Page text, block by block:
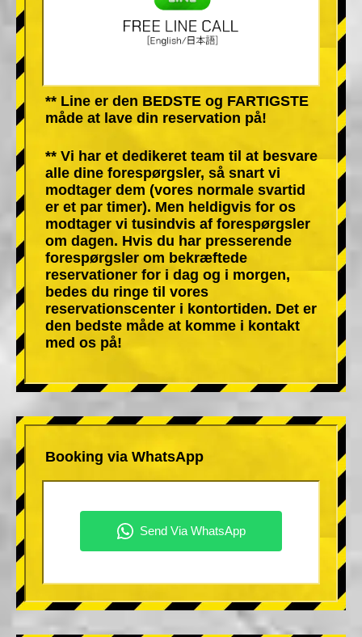
** Line er den BEDSTE og FARTIGSTE
måde at lave din reservation på!
** Vi har et dedikeret team til at besvare
alle dine forespørgsler, så snart vi
modtager dem (vores normale svartid
er et par timer). Men heldigvis for os
modtager vi tusindvis af forespørgsler
om dagen. Hvis du har presserende
forespørgsler om bekræftede
reservationer for i dag og i morgen,
bedes du ringe til vores
reservationscenter i kontortiden. Det er
den bedste måde at komme i kontakt
med os på!
Booking via WhatsApp